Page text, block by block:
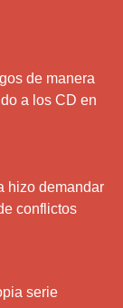
de manera
a los CD en
hizo demandar
conflictos
serie